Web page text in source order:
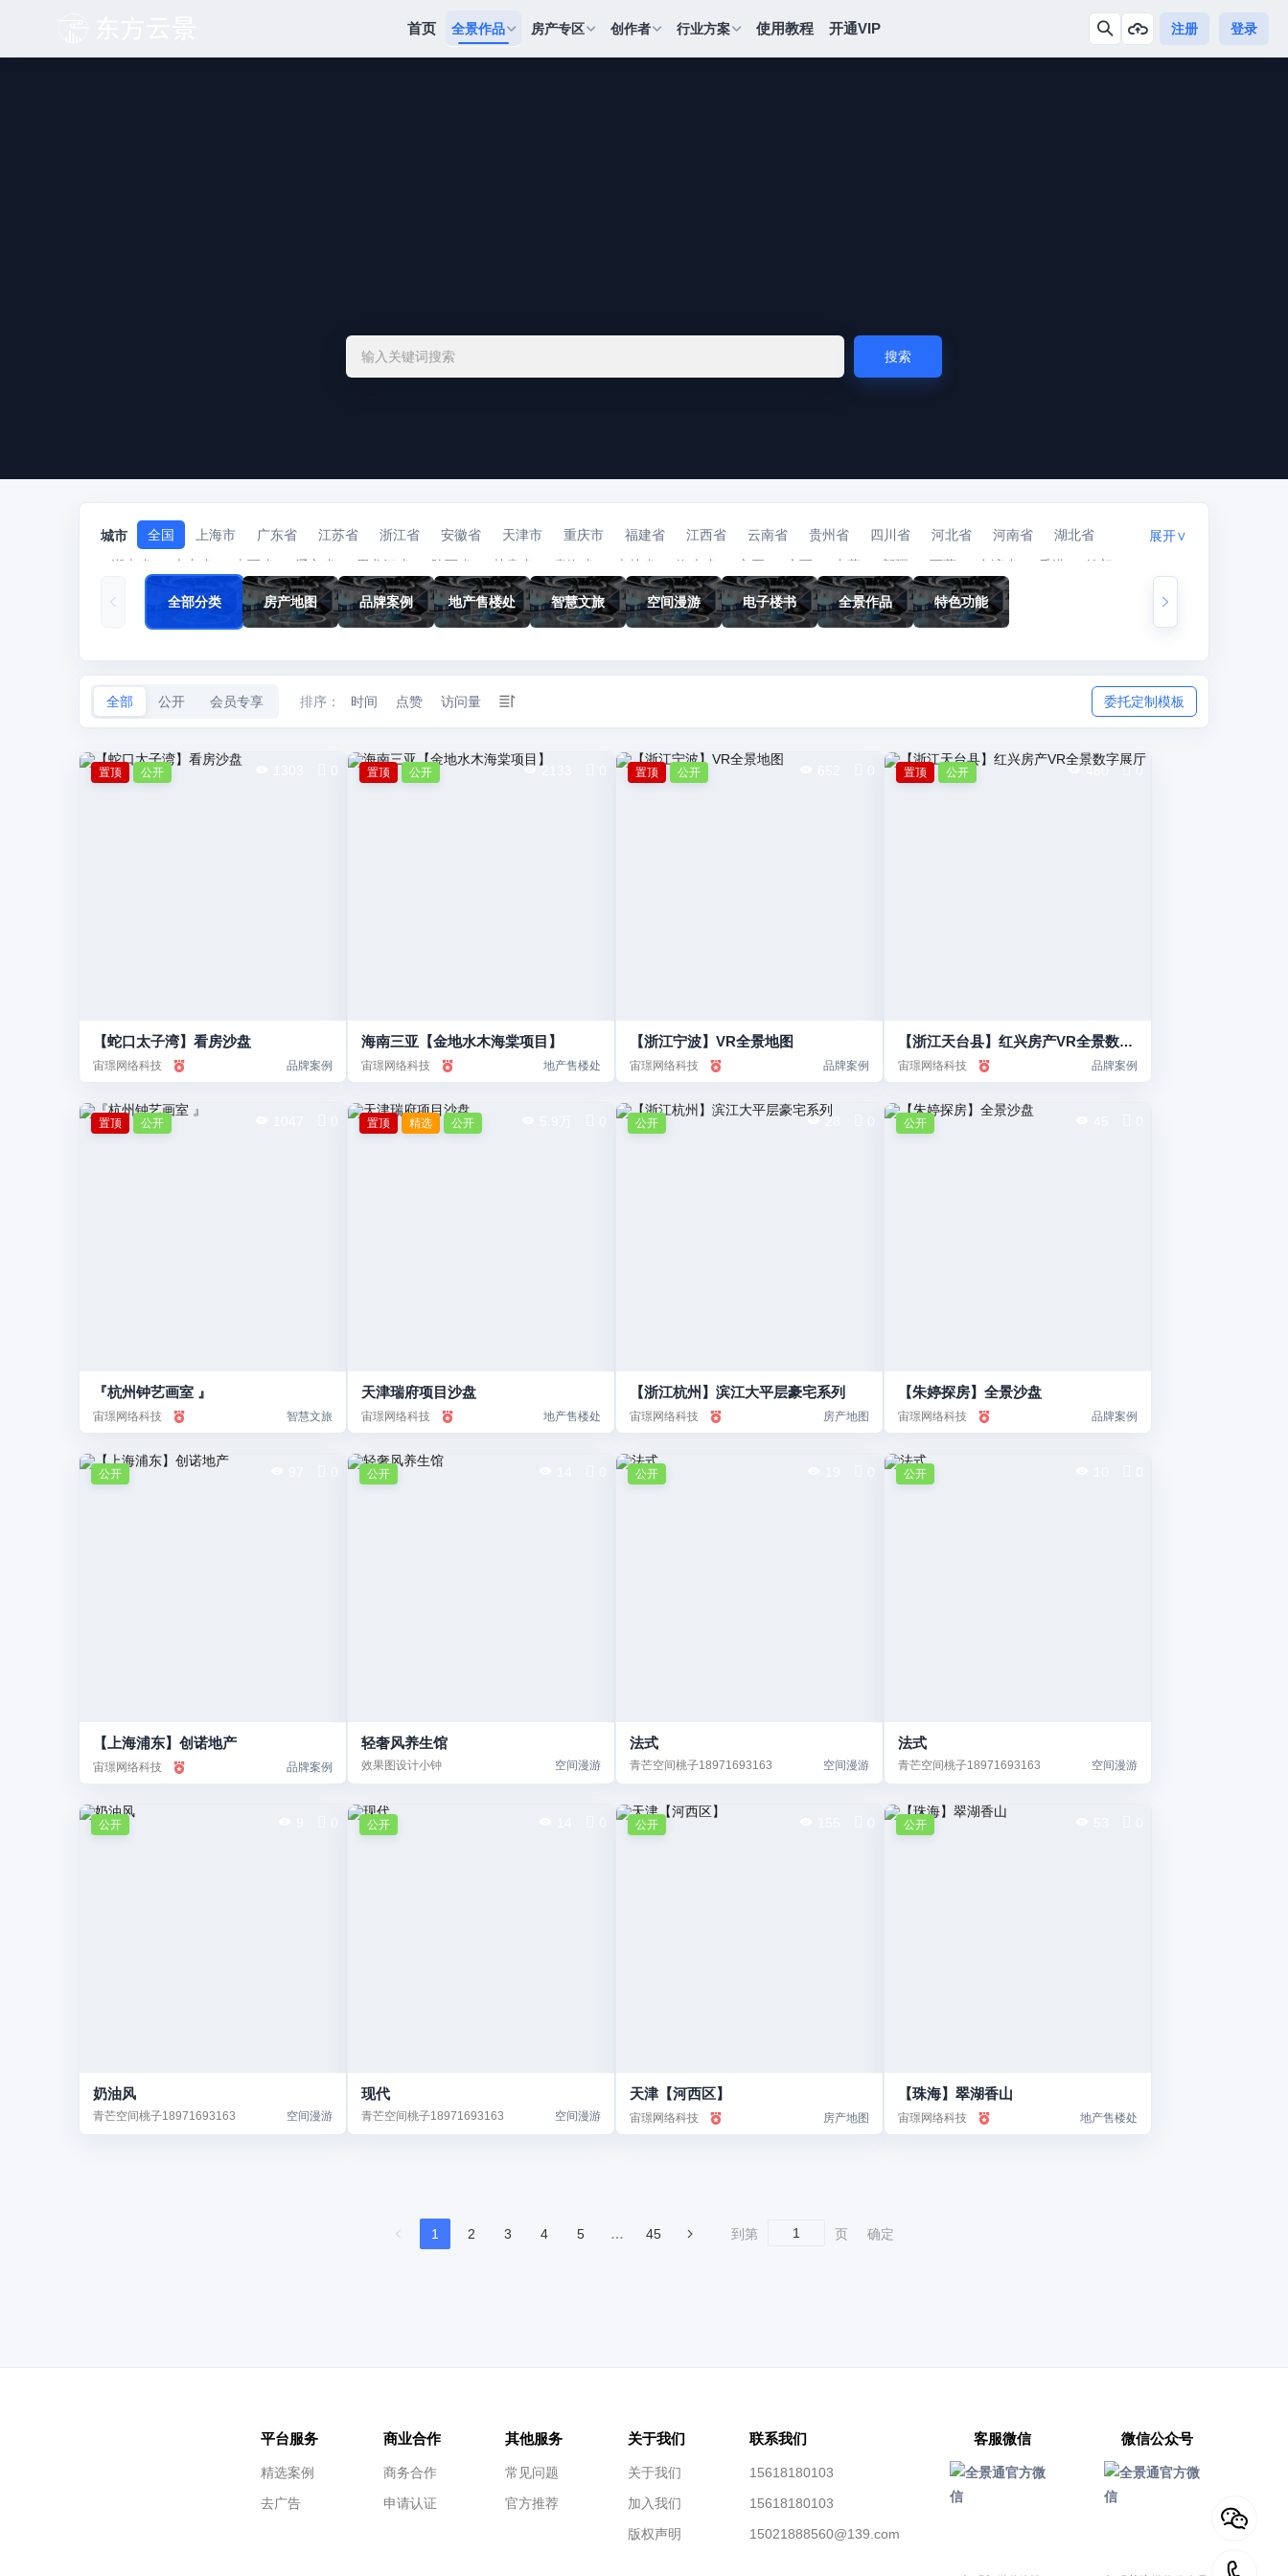
首页 全景作品 房产专区 创作者 行业方案 使用教程 开通VIP 注册 登录
搜索
展开∨
城市 全国 上海市 广东省 江苏省 浙江省 安徽省 天津市 重庆市 福建省 江西省 云南省 贵州省 四川省 河北省 河南省
湖北省
湖南省
山东省 山西省 辽宁省 黑龙江省 陕西省 甘肃省 青海省 吉林省 海南省 宁夏 广西 内蒙 新疆 西藏 台湾省 香港
澳门
北京市
收起∧
全部分类 房产地图 品牌案例 地产售楼处 智慧文旅 空间漫游 电子楼书 全景作品 特色功能
全部 公开 会员专享 排序： 时间 点赞 访问量 委托定制模板
置顶 公开
【蛇口太子湾】看房沙盘
宙璟网络科技 品牌案例
置顶 公开 2133
海南三亚【金地水木海棠项目】
宙璟网络科技 地产售楼处
置顶 公开
【浙江宁波】VR全景地图
宙璟网络科技 品牌案例
置顶 公开 480 0
【浙江天台县】红兴房产VR全景数字展厅
宙璟网络科技 品牌案例
置顶 公开
『杭州钟艺画室 』
宙璟网络科技 智慧文旅
置顶 精选 公开
天津瑞府项目沙盘
宙璟网络科技 地产售楼处
公开 28
【浙江杭州】滨江大平层豪宅系列
宙璟网络科技 房产地图
公开
【朱婷探房】全景沙盘
宙璟网络科技 品牌案例
公开
【上海浦东】创诺地产
宙璟网络科技 品牌案例
公开
轻奢风养生馆
效果图设计小钟 空间漫游
公开
法式
青芒空间桃子18971693163 空间漫游
公开
法式
青芒空间桃子18971693163 空间漫游
公开
奶油风
青芒空间桃子18971693163 空间漫游
公开
现代
青芒空间桃子18971693163 空间漫游
公开
天津【河西区】
宙璟网络科技 房产地图
公开
【珠海】翠湖香山
宙璟网络科技 地产售楼处
1 2 3 4 5 … 45 到第 页 确定
平台服务
精选案例
去广告
商业合作
商务合作
申请认证
其他服务
常见问题
官方推荐
关于我们
关于我们
加入我们
版权声明
联系我们
15618180103
15618180103
15021888560@139.com
客服微信 微信公众号